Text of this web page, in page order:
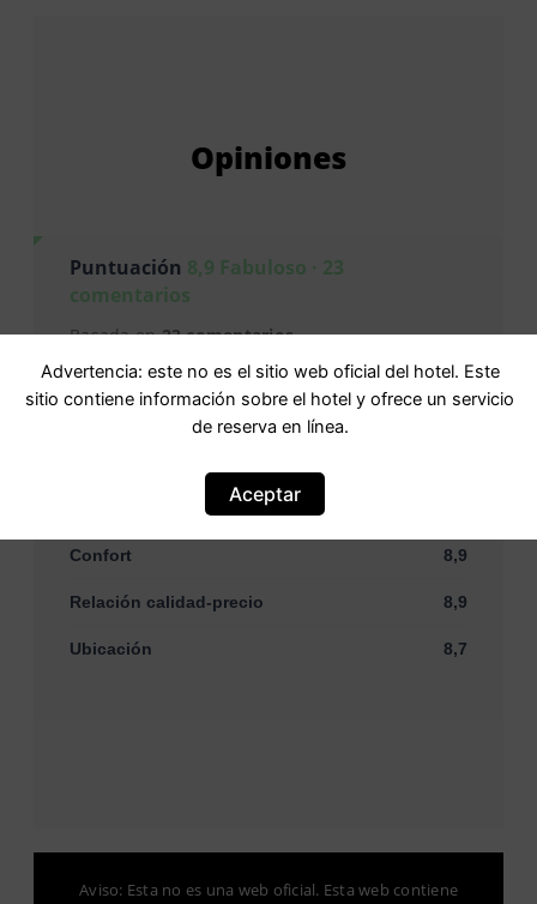
Opiniones
Puntuación 8,9 Fabuloso · 23
comentarios
Basada en23 comentarios
Confort 8,9
Relación calidad-precio 8,9
Ubicación 8,7
Aviso: Esta no es una web oficial. Esta web contiene
Advertencia: este no es el sitio web oficial del hotel. Este
sitio contiene información sobre el hotel y ofrece un servicio
de reserva en línea.
Aceptar